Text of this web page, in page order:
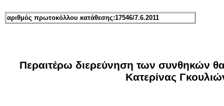
αριθμός πρωτοκόλλου κατάθεσης:17546/7.6.2011
Περαιτέρω διερεύνηση των συνθηκών
Κατερίνας